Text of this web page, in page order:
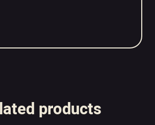
products